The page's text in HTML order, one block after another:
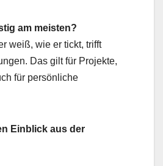
am meisten?
weiß, wie er tickt, trifft
Das gilt für Projekte,
für persönliche
Einblick aus der